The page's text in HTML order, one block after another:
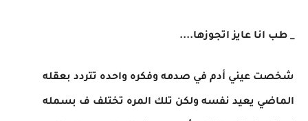
_ طب انا عايز اتجوزها....
شخصت عيني أدم في صدمه وفكره واحده تتردد بعقله
الماضي يعيد نفسه ولكن تلك المره تختلف ف بسمله